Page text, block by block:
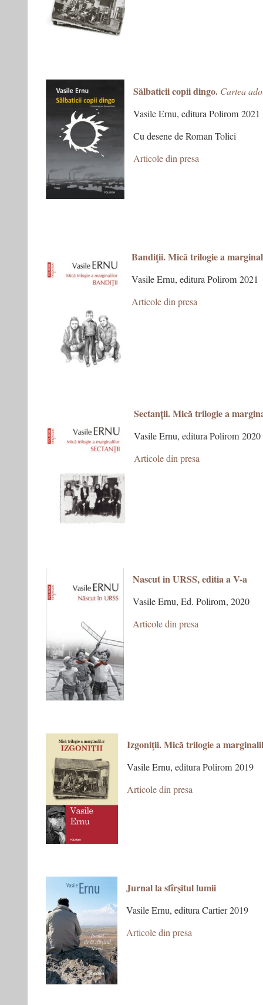
Sălbaticii copii dingo. Cartea
Vasile Ernu, editura Polirom 2021
Cu desene de Roman Tolici
Articole din presa
Bandiţii. Mică trilogie a
Vasile Ernu, editura Polirom 2021
Articole din presa
Sectanții. Mică trilogie a
Vasile Ernu, editura Polirom 2020
Articole din presa
Nascut in URSS, editia a V-a
Vasile Ernu, Ed. Polirom, 2020
Articole din presa
Izgoniţii. Mică trilogie a
Vasile Ernu, editura Polirom 2019
Articole din presa
Jurnal la sfîrşitul lumii
Vasile Ernu, editura Cartier 2019
Articole din presa